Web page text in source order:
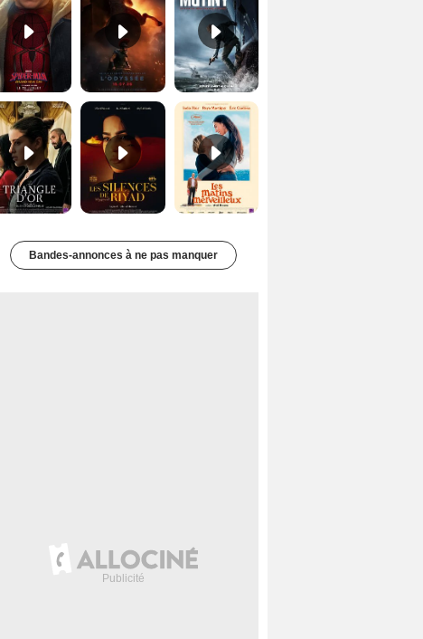
Les Silences de Riyad Bande-annonce VO STFR Les Matins merveilleux Bande-annonce VF
Bandes-annonces à ne pas manquer